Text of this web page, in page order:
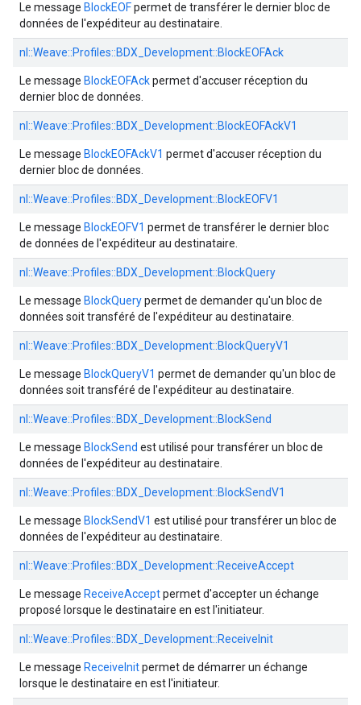
Le message BlockEOFpermet de transférer le dernier bloc de
données de l'expéditeur au destinataire.
nl::Weave::Profiles::BDX_Development::BlockEOFAck
Le message BlockEOFAckpermet d'accuser réception du
dernier bloc de données.
nl::Weave::Profiles::BDX_Development::BlockEOFAckV1
Le message BlockEOFAckV1 permet d'accuser réception du
dernier bloc de données.
nl::Weave::Profiles::BDX_Development::BlockEOFV1
Le message BlockEOFV1 permet de transférer le dernier bloc
de données de l'expéditeur au destinataire.
nl::Weave::Profiles::BDX_Development::BlockQuery
Le message BlockQuerypermet de demander qu'un bloc de
données soit transféré de l'expéditeur au destinataire.
nl::Weave::Profiles::BDX_Development::BlockQueryV1
Le message BlockQueryV1 permet de demander qu'un bloc de
données soit transféré de l'expéditeur au destinataire.
nl::Weave::Profiles::BDX_Development::BlockSend
Le message BlockSend est utilisé pour transférer un bloc de
données de l'expéditeur au destinataire.
nl::Weave::Profiles::BDX_Development::BlockSendV1
Le message BlockSendV1 est utilisé pour transférer un bloc de
données de l'expéditeur au destinataire.
nl::Weave::Profiles::BDX_Development::ReceiveAccept
Le message ReceiveAcceptpermet d'accepter un échange
proposé lorsque le destinataire en est l'initiateur.
nl::Weave::Profiles::BDX_Development::ReceiveInit
Le message ReceiveInitpermet de démarrer un échange
lorsque le destinataire en est l'initiateur.